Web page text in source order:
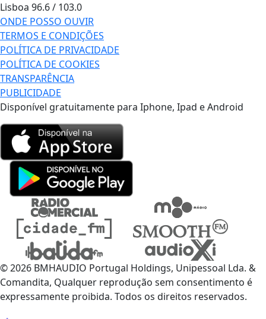
Lisboa 96.6 / 103.0
ONDE POSSO OUVIR
TERMOS E CONDIÇÕES
POLÍTICA DE PRIVACIDADE
POLÍTICA DE COOKIES
TRANSPARÊNCIA
PUBLICIDADE
Disponível gratuitamente para Iphone, Ipad e Android
© 2026 BMHAUDIO Portugal Holdings, Unipessoal Lda. &
Comandita, Qualquer reprodução sem consentimento é
expressamente proibida. Todos os direitos reservados.